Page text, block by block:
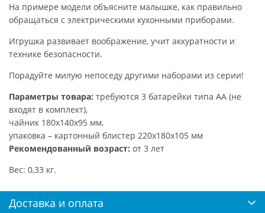
На примере модели объясните малышке, как правильно
обращаться с электрическими кухонными приборами.
Игрушка развивает воображение, учит аккуратности и
технике безопасности.
Порадуйте милую непоседу другими наборами из серии!
Параметры товара: требуются 3 батарейки типа АА (не
входят в комплект),
чайник 180х140х95 мм,
упаковка – картонный блистер 220х180х105 мм
Рекомендованный возраст: от 3 лет
Вес: 0,33 кг.
Доставка и оплата